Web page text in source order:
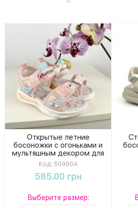
Открытые летние
босоножки с огоньками и
мультяшным декором для
девочки Tomm
Код: 50990A
585.00 грн
Выберите размер: